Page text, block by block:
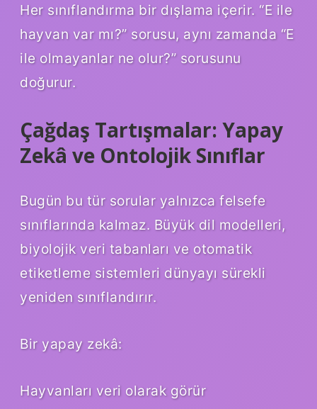
Her sınıflandırma bir dışlama içerir. “E ile
hayvan var mı?” sorusu, aynı zamanda “E
ile olmayanlar ne olur?” sorusunu
doğurur.
Çağdaş Tartışmalar: Yapay
Zekâ ve Ontolojik Sınıflar
Bugün bu tür sorular yalnızca felsefe
sınıflarında kalmaz. Büyük dil modelleri,
biyolojik veri tabanları ve otomatik
etiketleme sistemleri dünyayı sürekli
yeniden sınıflandırır.
Bir yapay zekâ:
Hayvanları veri olarak görür